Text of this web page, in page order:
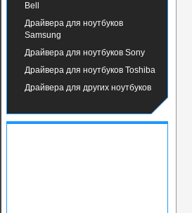
Bell
Драйвера для ноутбуков
Samsung
Драйвера для ноутбуков Sony
Драйвера для ноутбуков Toshiba
Драйвера для других ноутбуков